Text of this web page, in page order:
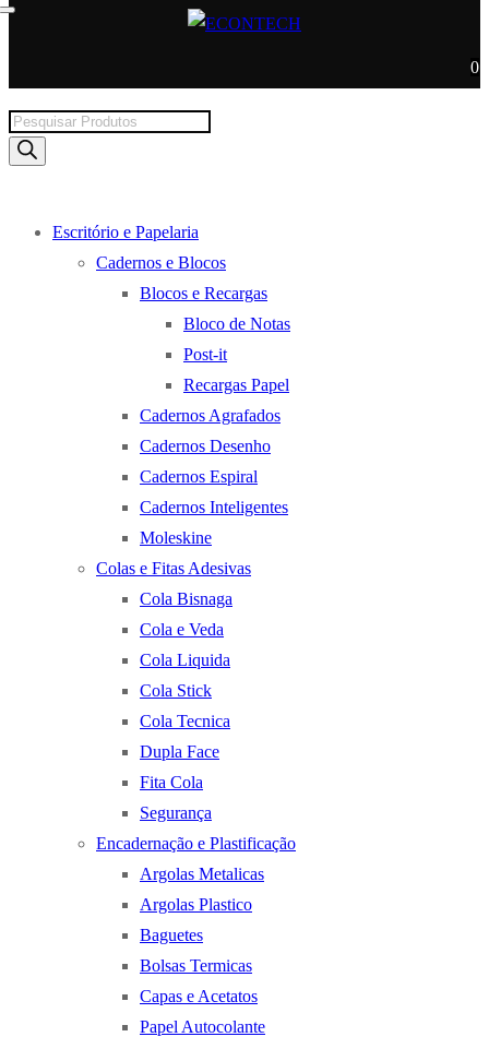
0
Products
search
Escritório e Papelaria
Cadernos e Blocos
Blocos e Recargas
Bloco de Notas
Post-it
Recargas Papel
Cadernos Agrafados
Cadernos Desenho
Cadernos Espiral
Cadernos Inteligentes
Moleskine
Colas e Fitas Adesivas
Cola Bisnaga
Cola e Veda
Cola Liquida
Cola Stick
Cola Tecnica
Dupla Face
Fita Cola
Segurança
Encadernação e Plastificação
Argolas Metalicas
Argolas Plastico
Baguetes
Bolsas Termicas
Capas e Acetatos
Papel Autocolante